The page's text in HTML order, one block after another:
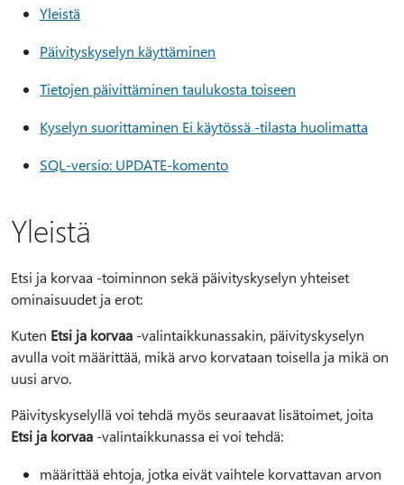
Yleistä
Päivityskyselyn käyttäminen
Tietojen päivittäminen taulukosta toiseen
Kyselyn suorittaminen Ei käytössä -tilasta huolimatta
SQL-versio: UPDATE-komento
Yleistä
Etsi ja korvaa -toiminnon sekä päivityskyselyn yhteiset
ominaisuudet ja erot:
Kuten Etsi ja korvaa -valintaikkunassakin, päivityskyselyn
avulla voit määrittää, mikä arvo korvataan toisella ja mikä on
uusi arvo.
Päivityskyselyllä voi tehdä myös seuraavat lisätoimet, joita
Etsi ja korvaa -valintaikkunassa ei voi tehdä:
määrittää ehtoja, jotka eivät vaihtele korvattavan arvon